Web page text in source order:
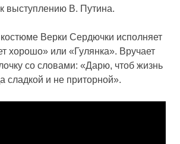
выступлению В. Путина.
Верки Сердючки исполняет
хорошо» или «Гулянка». Вручает
со словами: «Дарю, чтоб жизнь
сладкой и не приторной».